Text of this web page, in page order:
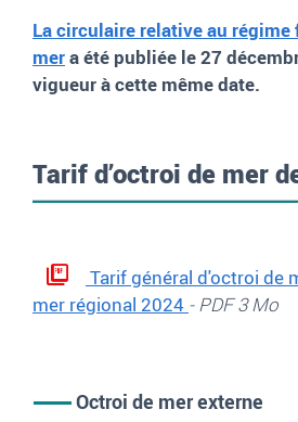
La circulaire relative au
mera été publiée le 27
vigueur à cette même date.
Tarif d’octroi de mer
Tarif général d'octroi de
mer régional 2024 - PDF 3 Mo
Octroi de mer externe